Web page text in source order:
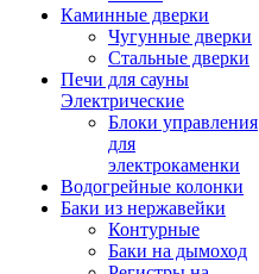
Каминные дверки
Чугунные дверки
Стальные дверки
Печи для сауны
Электрические
Блоки управления
для
электрокаменки
Водогрейные колонки
Баки из нержавейки
Контурные
Баки на дымоход